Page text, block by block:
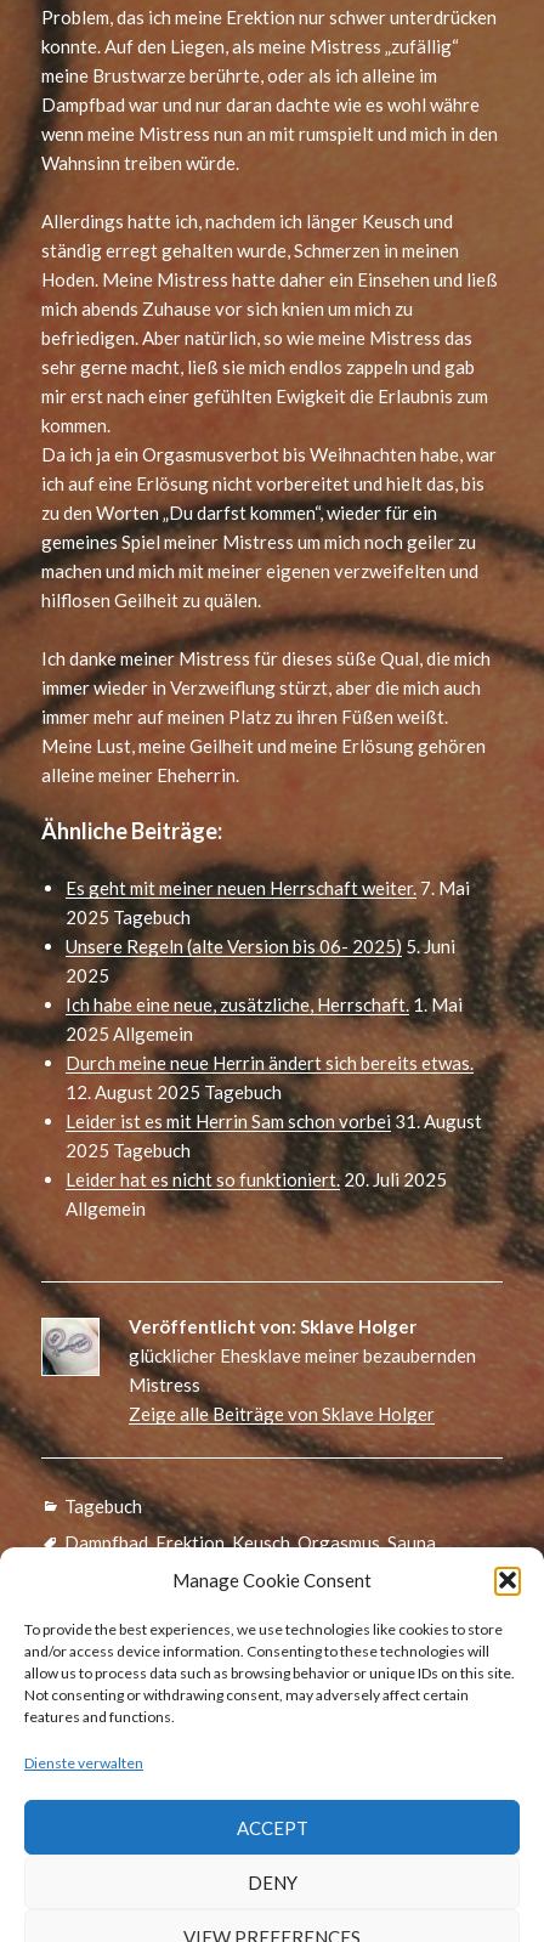
Manage Cookie Consent
To provide the best experiences, we use technologies like cookies to store
and/or access device information. Consenting to these technologies will
allow us to process data such as browsing behavior or unique IDs on this site.
Not consenting or withdrawing consent, may adversely affect certain
features and functions.
Dienste verwalten
ACCEPT
DENY
VIEW PREFERENCES
Problem, das ich meine Erektion nur schwer unterdrücken
konnte. Auf den Liegen, als meine Mistress „zufällig“
meine Brustwarze berührte, oder als ich alleine im
Dampfbad war und nur daran dachte wie es wohl währe
wenn meine Mistress nun an mit rumspielt und mich in den
Wahnsinn treiben würde.
Allerdings hatte ich, nachdem ich länger Keusch und
ständig erregt gehalten wurde, Schmerzen in meinen
Hoden. Meine Mistress hatte daher ein Einsehen und ließ
mich abends Zuhause vor sich knien um mich zu
befriedigen. Aber natürlich, so wie meine Mistress das
sehr gerne macht, ließ sie mich endlos zappeln und gab
mir erst nach einer gefühlten Ewigkeit die Erlaubnis zum
kommen.
Da ich ja ein Orgasmusverbot bis Weihnachten habe, war
ich auf eine Erlösung nicht vorbereitet und hielt das, bis
zu den Worten „Du darfst kommen“, wieder für ein
gemeines Spiel meiner Mistress um mich noch geiler zu
machen und mich mit meiner eigenen verzweifelten und
hilflosen Geilheit zu quälen.
Ich danke meiner Mistress für dieses süße Qual, die mich
immer wieder in Verzweiflung stürzt, aber die mich auch
immer mehr auf meinen Platz zu ihren Füßen weißt.
Meine Lust, meine Geilheit und meine Erlösung gehören
alleine meiner Eheherrin.
Ähnliche Beiträge:
Es geht mit meiner neuen Herrschaft weiter. 7. Mai
2025 Tagebuch
Unsere Regeln (alte Version bis 06- 2025) 5. Juni
2025
Ich habe eine neue, zusätzliche, Herrschaft. 1. Mai
2025 Allgemein
Durch meine neue Herrin ändert sich bereits etwas.
12. August 2025 Tagebuch
Leider ist es mit Herrin Sam schon vorbei 31. August
2025 Tagebuch
Leider hat es nicht so funktioniert.20. Juli 2025
Allgemein
Veröffentlicht von: Sklave Holger
glücklicher Ehesklave meiner bezaubernden
Mistress
Zeige alle Beiträge von Sklave Holger
Kategorien
Tagebuch
Schlagwörter
Dampfbad,Erektion,Keusch,Orgasmus,Sauna
Beitragsnavigation
Zurück
Vorheriger
Beitrag:
9. Dezember 2017 – 10:15 Uhr
Weiter
16. Dezember 2017 – 8:00 Uhr